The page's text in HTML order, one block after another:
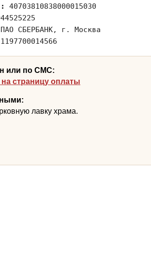
40703810838000015030
ПАО СБЕРБАНК, г. Москва
1197700014566
или по СМС:
на страницу оплаты
лавку храма.